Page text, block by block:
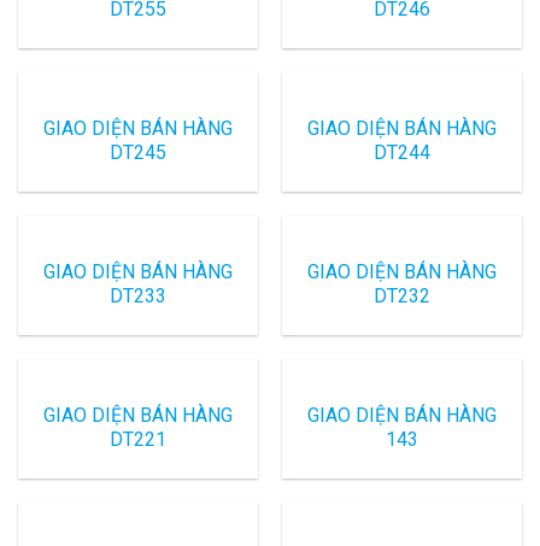
DT255 DT246
GIAO DIỆN BÁN HÀNG
DT245
GIAO DIỆN BÁN HÀNG
DT244
GIAO DIỆN BÁN HÀNG
DT233
GIAO DIỆN BÁN HÀNG
DT232
GIAO DIỆN BÁN HÀNG
DT221
GIAO DIỆN BÁN HÀNG
143